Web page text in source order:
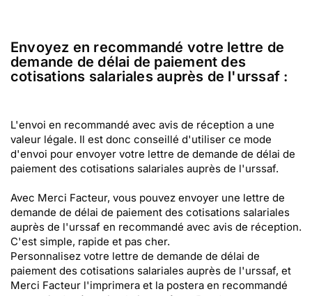
Envoyez en recommandé votre lettre de
demande de délai de paiement des
cotisations salariales auprès de l'urssaf :
L'envoi en recommandé avec avis de réception a une
valeur légale. Il est donc conseillé d'utiliser ce mode
d'envoi pour envoyer votre lettre de demande de délai de
paiement des cotisations salariales auprès de l'urssaf.
Avec Merci Facteur, vous pouvez envoyer une lettre de
demande de délai de paiement des cotisations salariales
auprès de l'urssaf en recommandé avec avis de réception.
C'est simple, rapide et pas cher.
Personnalisez votre lettre de demande de délai de
paiement des cotisations salariales auprès de l'urssaf, et
Merci Facteur l'imprimera et la postera en recommandé